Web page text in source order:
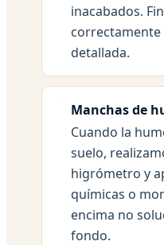
inacabados.
detallada.
Manchas de
Cuando la
suelo,
higrómetro y
químicas o
encima no
fondo.